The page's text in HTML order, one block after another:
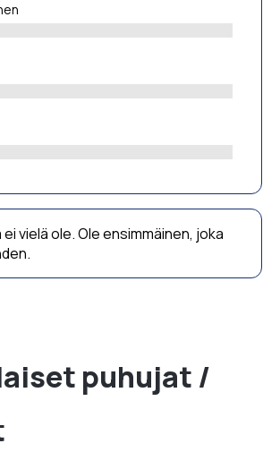
vielä ole. Ole ensimmäinen, joka
puhujat /